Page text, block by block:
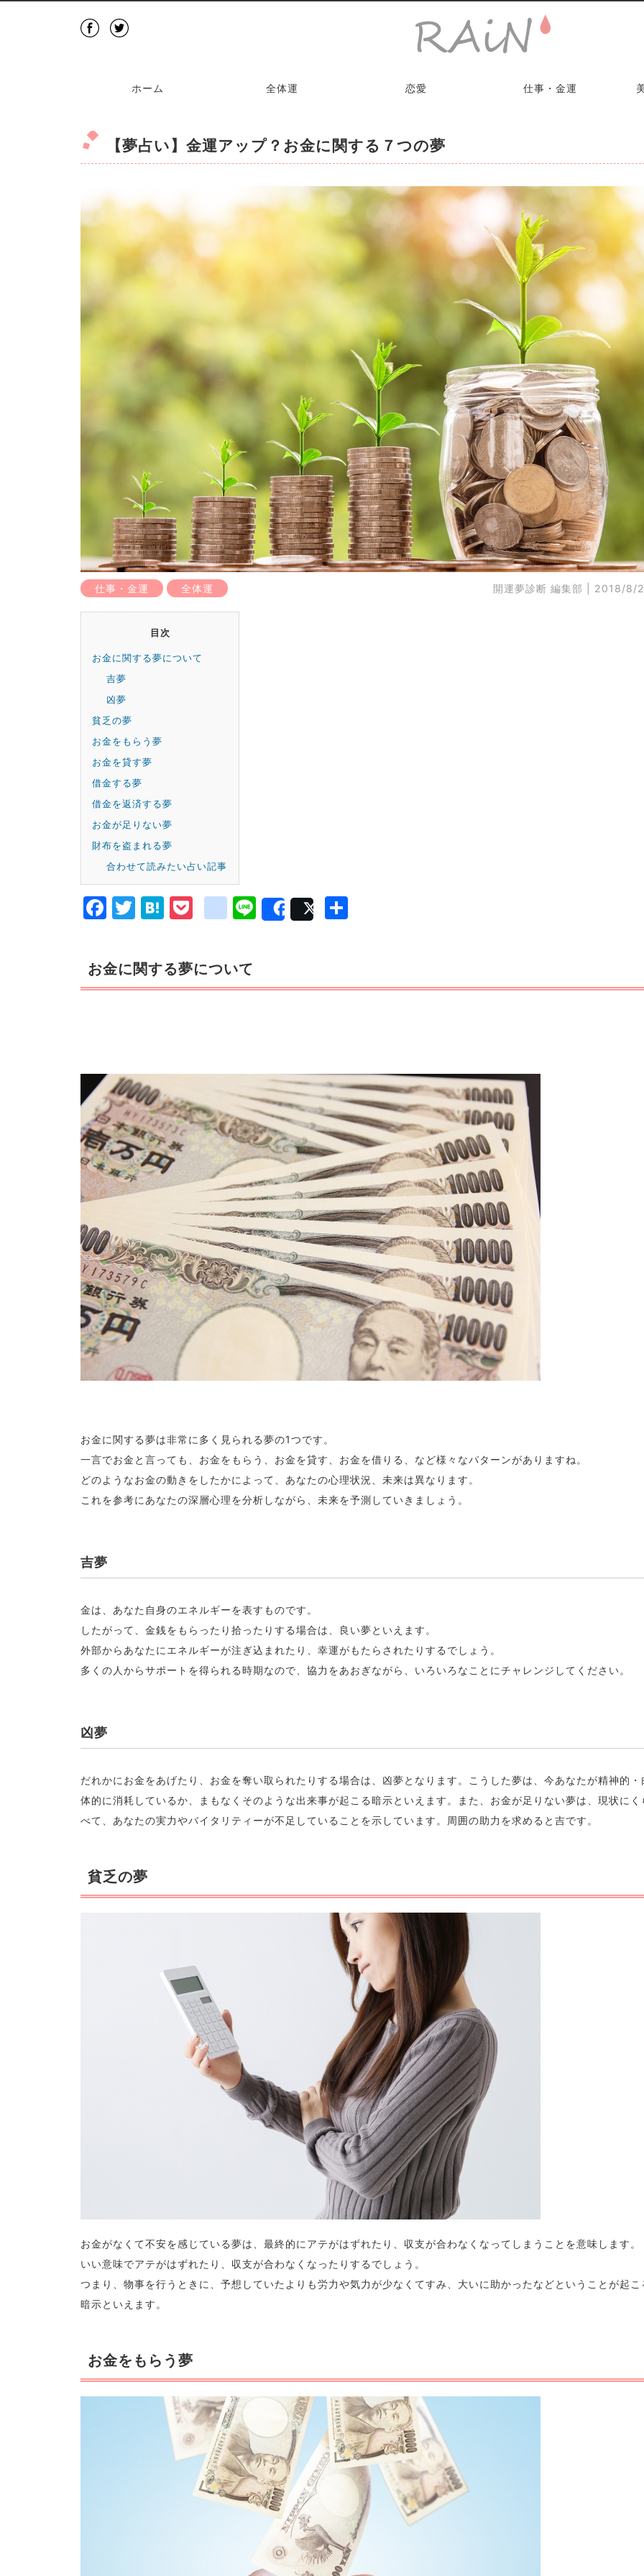
ホーム 全体運 恋愛 仕事・金運
【夢占い】金運アップ？お金に関する７つの夢
開運夢診断 編集部 | 2018/8/
仕事・金運 全体運
目次
お金に関する夢について
吉夢
凶夢
貧乏の夢
お金をもらう夢
お金を貸す夢
借金する夢
借金を返済する夢
お金が足りない夢
財布を盗まれる夢
合わせて読みたい占い記事
Facebook
Twitter
Hatena
Pocket
google_bookmarks
LineSharePost
お金に関する夢について
お金に関する夢は非常に多く見られる夢の1つです。
一言でお金と言っても、お金をもらう、お金を貸す、お金を借りる、など様々なパターンがありますね。
どのようなお金の動きをしたかによって、あなたの心理状況、未来は異なります。
これを参考にあなたの深層心理を分析しながら、未来を予測していきましょう。
吉夢
金は、あなた自身のエネルギーを表すものです。
したがって、金銭をもらったり拾ったりする場合は、良い夢といえます。
外部からあなたにエネルギーが注ぎ込まれたり、幸運がもたらされたりするでしょう。
多くの人からサポートを得られる時期なので、協力をあおぎながら、いろいろなことにチャレンジしてください。
凶夢
だれかにお金をあげたり、お金を奪い取られたりする場合は、凶夢となります。こうした夢は、今あなたが精神的・
体的に消耗しているか、まもなくそのような出来事が起こる暗示といえます。また、お金が足りない夢は、現状にく
べて、あなたの実力やバイタリティーが不足していることを示しています。周囲の助力を求めると吉です。
貧乏の夢
お金がなくて不安を感じている夢は、最終的にアテがはずれたり、収支が合わなくなってしまうことを意味します。
いい意味でアテがはずれたり、収支が合わなくなったりするでしょう。
つまり、物事を行うときに、予想していたよりも労力や気力が少なくてすみ、大いに助かったなどということが起こ
暗示といえます。
お金をもらう夢